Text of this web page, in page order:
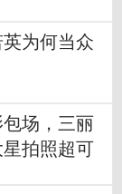
为何当众
场，三丽
拍照超可